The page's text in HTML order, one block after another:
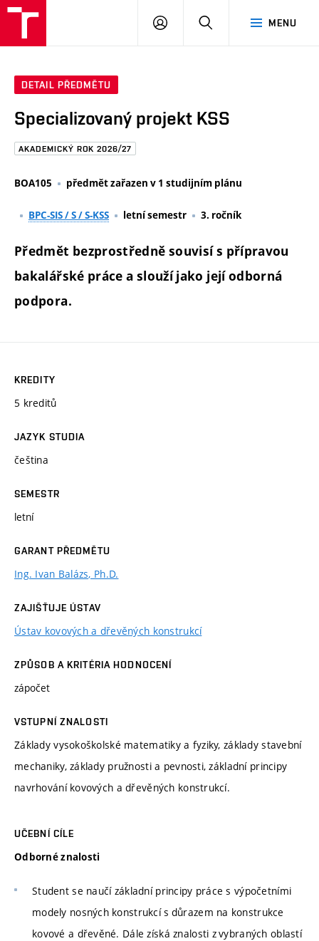
Brno
MENU
PŘIHLÁSIT
DETAIL PŘEDMĚTU
Specializovaný projekt KSS
AKADEMICKÝ ROK 2026/27
BOA105 předmět zařazen v 1 studijním plánu
BPC-SIS / S / S-KSS letní semestr 3. ročník
Předmět bezprostředně souvisí s přípravou
bakalářské práce a slouží jako její odborná
podpora.
KREDITY
5 kreditů
JAZYK STUDIA
čeština
SEMESTR
letní
GARANT PŘEDMĚTU
Ing. Ivan Balázs, Ph.D.
ZAJIŠŤUJE ÚSTAV
Ústav kovových a dřevěných konstrukcí
ZPŮSOB A KRITÉRIA HODNOCENÍ
zápočet
VSTUPNÍ ZNALOSTI
Základy vysokoškolské matematiky a fyziky, základy stavební
mechaniky, základy pružnosti a pevnosti, základní principy
navrhování kovových a dřevěných konstrukcí.
UČEBNÍ CÍLE
Odborné znalosti
Student se naučí základní principy práce s výpočetními
modely nosných konstrukcí s důrazem na konstrukce
kovové a dřevěné. Dále získá znalosti z vybraných oblastí